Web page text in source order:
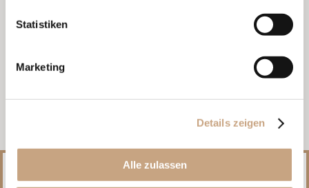
Statistiken
Marketing
Details zeigen
Alle zulassen